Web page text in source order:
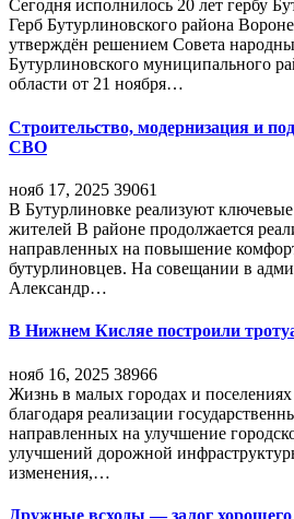
Сегодня исполнилось 20 лет гербу
Герб Бутурлиновского района
утверждён решением Совета
Бутурлиновского муниципального
области от 21 ноября…
Строительство, модернизация и
СВО
нояб 17, 2025 39061
В Бутурлиновке реализуют
жителей В районе продолжается
направленных на повышение
бутурлиновцев. На совещании в
Александр…
В Нижнем Кисляе построили
нояб 16, 2025 38966
Жизнь в малых городах и
благодаря реализации
направленных на улучшение
улучшений дорожной
изменения,…
Дружные всходы — залог